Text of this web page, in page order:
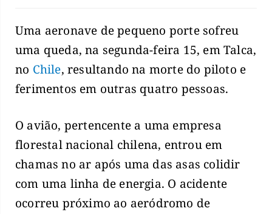
Uma aeronave de pequeno porte sofreu
uma queda, na segunda-feira 15, em Talca,
no Chile, resultando na morte do piloto e
ferimentos em outras quatro pessoas.
O avião, pertencente a uma empresa
florestal nacional chilena, entrou em
chamas no ar após uma das asas colidir
com uma linha de energia. O acidente
ocorreu próximo ao aeródromo de